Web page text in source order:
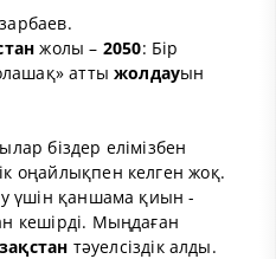
жолы – 2050: Бір
аттыжолдауын
біздер елімізбен
оңайлықпен келген жоқ.
үшін қаншама қиын -
кешірді. Мыңдаған
тәуелсіздік алды.